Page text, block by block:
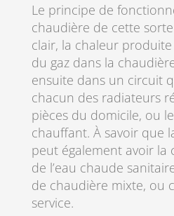
Le principe de
chaudière de cette
clair, la chaleur
du gaz dans la
ensuite dans un circuit
chacun des radiateurs
pièces du domicile, ou
chauffant. À savoir que
peut également avoir la
de l’eau chaude
de chaudière mixte, ou
service.